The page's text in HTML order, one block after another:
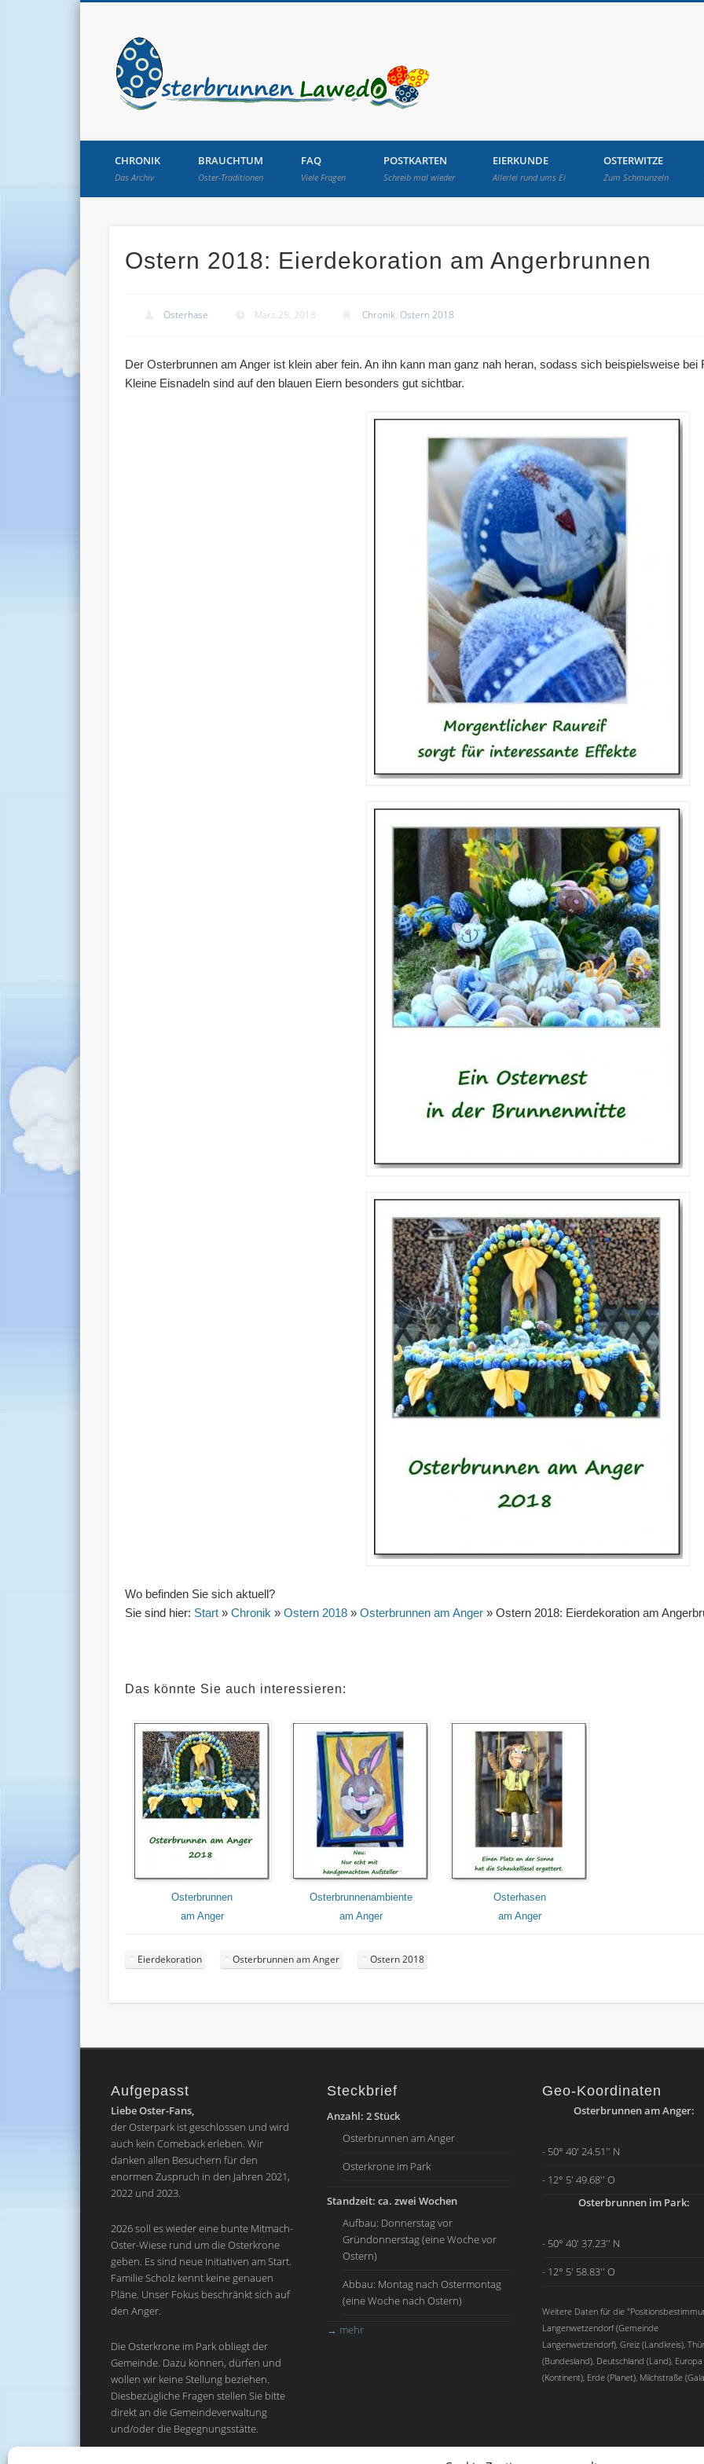
Osterbrunnen in
CHRONIK
Das Archiv
BRAUCHTUM
Oster-Traditionen
FAQ
Viele Fragen
POSTKARTEN
Schreib mal wieder
EIERKUNDE
Allerlei rund ums Ei
OSTERWITZE
Zum Schmunzeln
Ostern 2018: Eierdekoration am Angerbrunnen
Osterhase März 25, 2018 Chronik, Ostern 2018
Der Osterbrunnen am Anger ist klein aber fein. An ihn kann man ganz nah heran, sodass sich beispielsweise
Kleine Eisnadeln sind auf den blauen Eiern besonders gut sichtbar.
Wo befinden Sie sich aktuell?
Sie sind hier: Start» Chronik » Ostern 2018» Osterbrunnen am Anger» Ostern 2018: Eierdekoration am
Das könnte Sie auch interessieren:
Osterbrunnen
am Anger
Osterbrunnenambiente
am Anger
Osterhasen
am Anger
Eierdekoration Osterbrunnen am Anger Ostern 2018
Aufgepasst
Liebe Oster-Fans,
der Osterpark ist geschlossen und wird
auch kein Comeback erleben. Wir
danken allen Besuchern für den
enormen Zuspruch in den Jahren 2021,
2022 und 2023.
2026 soll es wieder eine bunte Mitmach-
Oster-Wiese rund um die Osterkrone
geben. Es sind neue Initiativen am Start.
Familie Scholz kennt keine genauen
Pläne. Unser Fokus beschränkt sich auf
den Anger.
Die Osterkrone im Park obliegt der
Gemeinde. Dazu können, dürfen und
wollen wir keine Stellung beziehen.
Diesbezügliche Fragen stellen Sie bitte
direkt an die Gemeindeverwaltung
und/oder die Begegnungsstätte.
Steckbrief
Anzahl: 2 Stück
Osterbrunnen am Anger
Osterkrone im Park
Standzeit: ca. zwei Wochen
Aufbau: Donnerstag vor
Gründonnerstag (eine Woche vor
Ostern)
Abbau: Montag nach Ostermontag
(eine Woche nach Ostern)
→ mehr
Geo-Koordinaten
Osterbrunnen am Anger:
- 50° 40' 24.51'' N
- 12° 5' 49.68'' O
Osterbrunnen im Park:
- 50° 40' 37.23'' N
- 12° 5' 58.83'' O
Weitere Daten für die
Langenwetzendorf (Gemeinde
Langenwetzendorf), Greiz (Landkreis),
(Bundesland), Deutschland (Land), Europa
(Kontinent), Erde (Planet), Milchstraße